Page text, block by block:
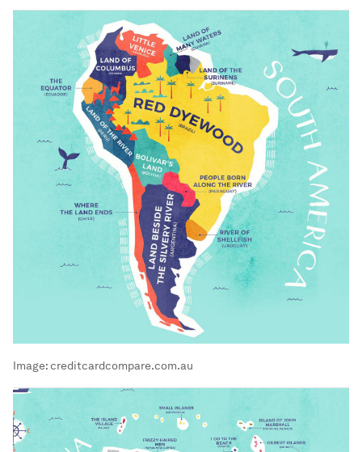
Image:creditcardcompare.com.au